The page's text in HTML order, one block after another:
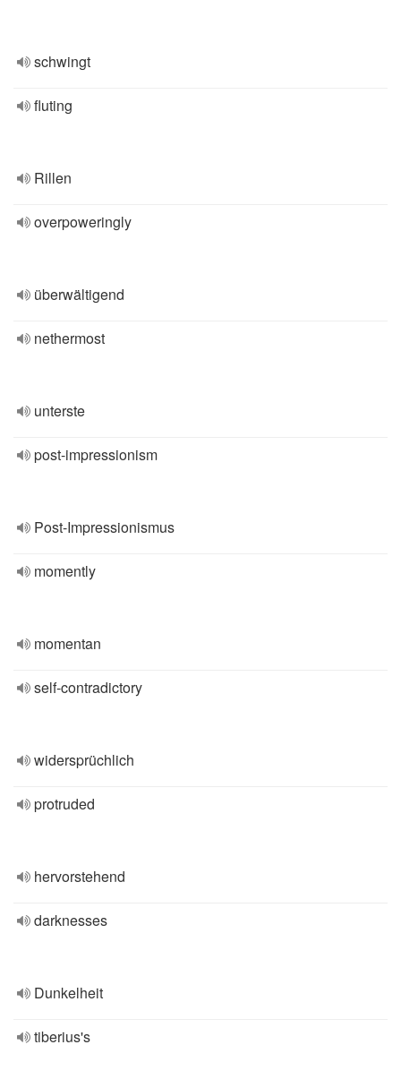
schwingt
fluting
Rillen
overpoweringly
überwältigend
nethermost
unterste
post-impressionism
Post-Impressionismus
momently
momentan
self-contradictory
widersprüchlich
protruded
hervorstehend
darknesses
Dunkelheit
tiberius's